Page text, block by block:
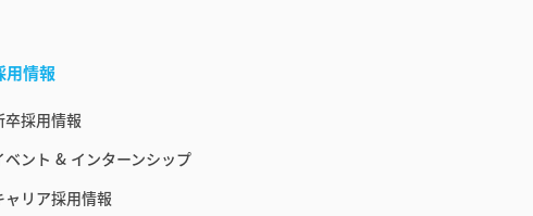
用情報
卒採用情報
ベント & インターンシップ
ャリア採用情報